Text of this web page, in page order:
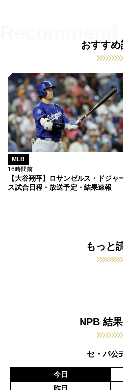
おすすめ
MLB
16時間前
【大谷翔平】ロサンゼルス・ドジャ
ス試合日程・放送予定・結果速報
もっと
NPB 結
セ・パ公
今日
昨日